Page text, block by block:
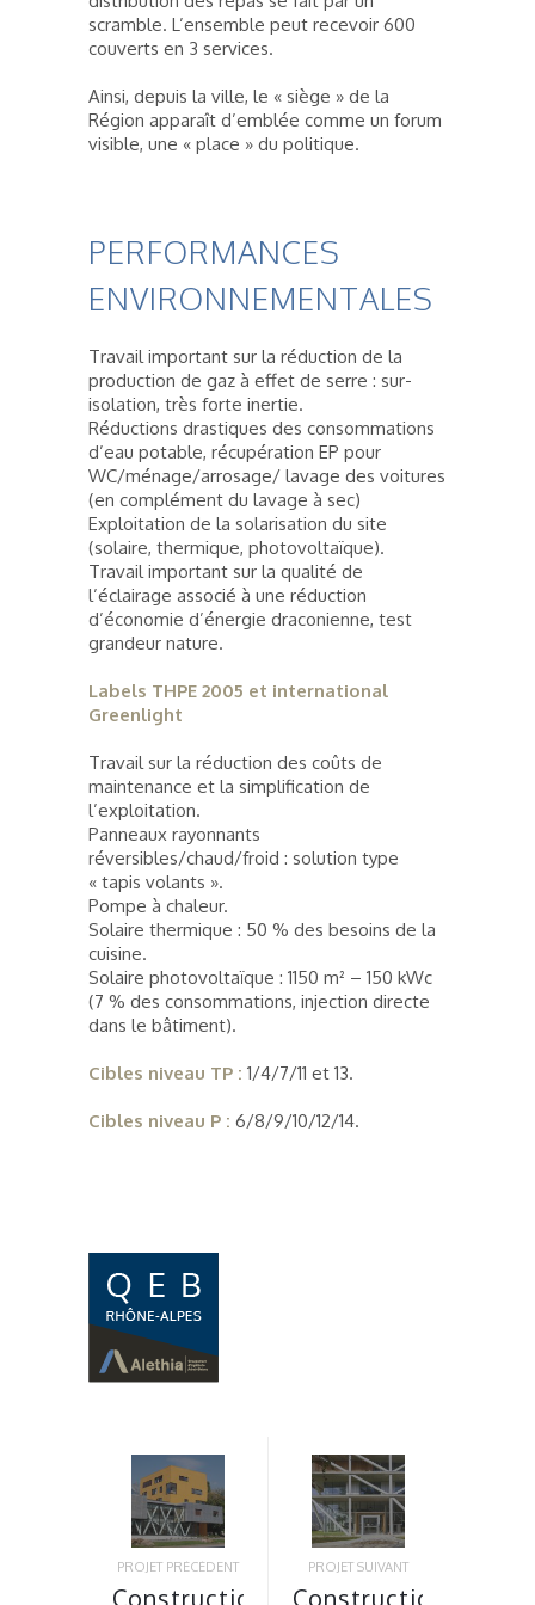
scramble. L’ensemble peut recevoir 600
couverts en 3 services.
Ainsi, depuis la ville, le « siège » de la
Région apparaît d’emblée comme un forum
visible, une « place » du politique.
PERFORMANCES
ENVIRONNEMENTALES
Travail important sur la réduction de la
production de gaz à effet de serre : sur-
isolation, très forte inertie.
Réductions drastiques des consommations
d’eau potable, récupération EP pour
WC/ménage/arrosage/ lavage des voitures
(en complément du lavage à sec)
Exploitation de la solarisation du site
(solaire, thermique, photovoltaïque).
Travail important sur la qualité de
l’éclairage associé à une réduction
d’économie d’énergie draconienne, test
grandeur nature.
Labels THPE 2005 et international
Greenlight
Travail sur la réduction des coûts de
maintenance et la simplification de
l’exploitation.
Panneaux rayonnants
réversibles/chaud/froid : solution type
« tapis volants ».
Pompe à chaleur.
Solaire thermique : 50 % des besoins de la
cuisine.
Solaire photovoltaïque : 1150 m² – 150 kWc
(7 % des consommations, injection directe
dans le bâtiment).
Cibles niveau TP : 1/4/7/11 et 13.
Cibles niveau P : 6/8/9/10/12/14.
PROJET PRÉCÉDENT
Construction
PROJET SUIVANT
Construction